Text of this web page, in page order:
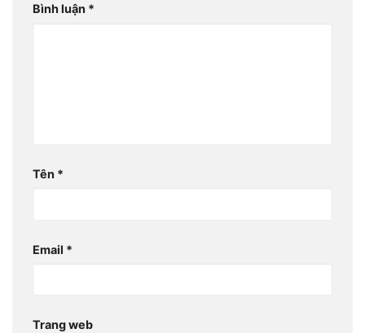
Bình luận *
Tên *
Email *
Trang web